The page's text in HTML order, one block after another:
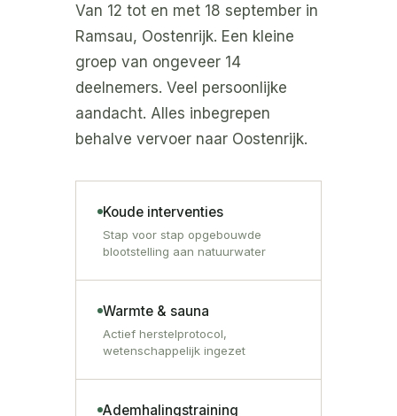
Van 12 tot en met 18 september in
Ramsau, Oostenrijk. Een kleine
groep van ongeveer 14
deelnemers. Veel persoonlijke
aandacht. Alles inbegrepen
behalve vervoer naar Oostenrijk.
Koude interventies
Stap voor stap opgebouwde
blootstelling aan natuurwater
Warmte & sauna
Actief herstelprotocol,
wetenschappelijk ingezet
Ademhalingstraining